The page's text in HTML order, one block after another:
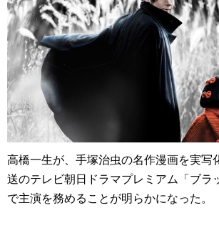
高橋一生が、手塚治虫の名作漫画を実写
送のテレビ朝日ドラマプレミアム「ブラ
で主演を務めることが明らかになった。